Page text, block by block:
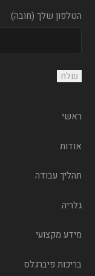
הטלפון שלך (חובה)
ראשי
אודות
תהליך עבודה
גלריה
מידע מקצועי
בריכות פיברגלס